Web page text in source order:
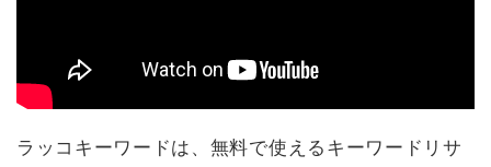
ラッコキーワードは、無料で使えるキーワードリサ